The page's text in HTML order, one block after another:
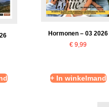
Hormonen – 03 2026
€ 9,99
+ In winkelmand